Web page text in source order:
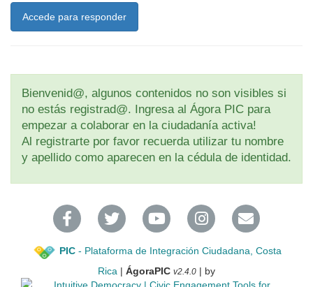
Accede para responder
Bienvenid@, algunos contenidos no son visibles si
no estás registrad@. Ingresa al Ágora PIC para
empezar a colaborar en la ciudadanía activa!
Al registrarte por favor recuerda utilizar tu nombre
y apellido como aparecen en la cédula de identidad.
PIC- Plataforma de Integración Ciudadana, Costa
Rica | ÁgoraPIC v2.4.0 | by